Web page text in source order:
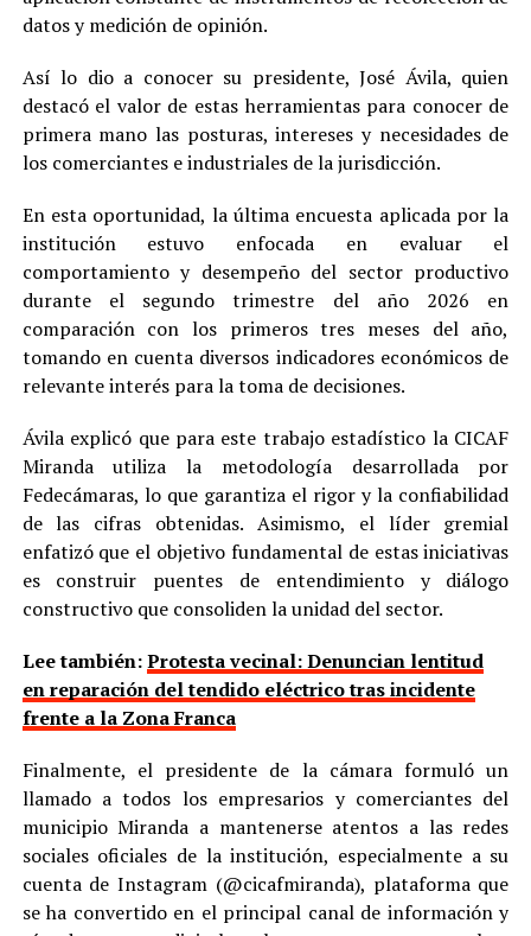
datos y medición de opinión.
Así lo dio a conocer su presidente, José Ávila, quien
destacó el valor de estas herramientas para conocer de
primera mano las posturas, intereses y necesidades de
los comerciantes e industriales de la jurisdicción.
En esta oportunidad, la última encuesta aplicada por la
institución estuvo enfocada en evaluar el
comportamiento y desempeño del sector productivo
durante el segundo trimestre del año 2026 en
comparación con los primeros tres meses del año,
tomando en cuenta diversos indicadores económicos de
relevante interés para la toma de decisiones.
Ávila explicó que para este trabajo estadístico la CICAF
Miranda utiliza la metodología desarrollada por
Fedecámaras, lo que garantiza el rigor y la confiabilidad
de las cifras obtenidas. Asimismo, el líder gremial
enfatizó que el objetivo fundamental de estas iniciativas
es construir puentes de entendimiento y diálogo
constructivo que consoliden la unidad del sector.
Lee también:Protesta vecinal: Denuncian lentitud
en reparación del tendido eléctrico tras incidente
frente a la Zona Franca
Finalmente, el presidente de la cámara formuló un
llamado a todos los empresarios y comerciantes del
municipio Miranda a mantenerse atentos a las redes
sociales oficiales de la institución, especialmente a su
cuenta de Instagram (@cicafmiranda), plataforma que
se ha convertido en el principal canal de información y